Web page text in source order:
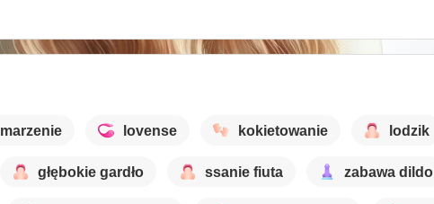
marzenie lovense kokietowanie lodzik
głębokie gardło ssanie fiuta zabawa dildo